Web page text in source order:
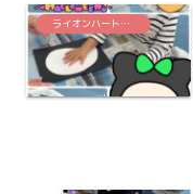
ライオンハート菊水